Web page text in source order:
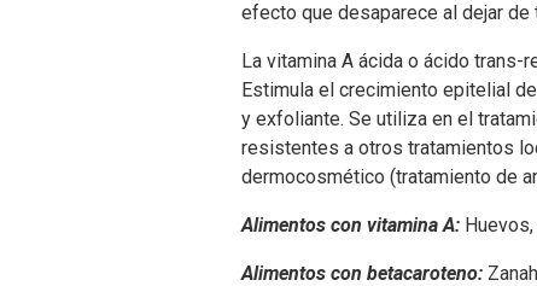
efecto que desaparece al dejar de
La vitamina A ácida o ácido
Estimula el crecimiento epitelial
y exfoliante. Se utiliza en el
resistentes a otros tratamientos
dermocosmético (tratamiento de
Alimentos con vitamina A:
Alimentos con betacaroteno: